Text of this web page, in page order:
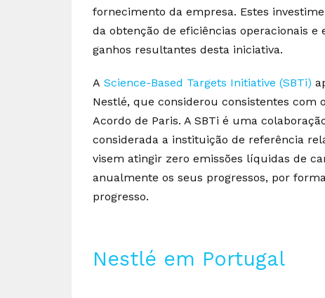
fornecimento da empresa. Estes
da obtenção de eficiências operacionais
ganhos resultantes desta iniciativa.
A Science-Based Targets Initiative (SBTi)
Nestlé, que considerou consistentes com
Acordo de Paris. A SBTi é uma
considerada a instituição de referência
visem atingir zero emissões líquidas de
anualmente os seus progressos, por
progresso.
Nestlé em Portugal